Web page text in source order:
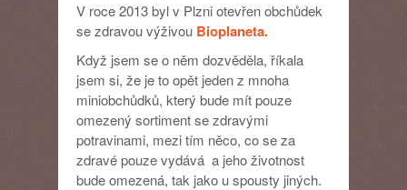
V roce 2013 byl v Plzni otevřen obchůdek
se zdravou výživou Bioplaneta.
Když jsem se o něm dozvěděla, říkala
jsem si, že je to opět jeden z mnoha
miniobchůdků, který bude mít pouze
omezený sortiment se zdravými
potravinami, mezi tím něco, co se za
zdravé pouze vydává a jeho životnost
bude omezená, tak jako u spousty jiných.